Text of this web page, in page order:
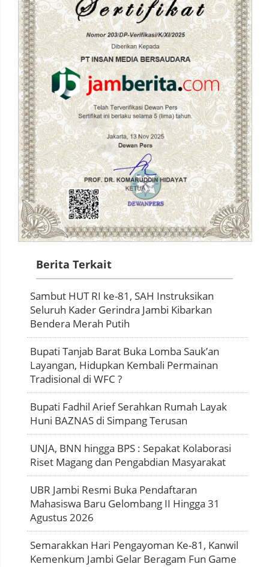
Berita Terkait
Sambut HUT RI ke-81, SAH Instruksikan
Seluruh Kader Gerindra Jambi Kibarkan
Bendera Merah Putih
Bupati Tanjab Barat Buka Lomba Sauk’an
Layangan, Hidupkan Kembali Permainan
Tradisional di WFC ?
Bupati Fadhil Arief Serahkan Rumah Layak
Huni BAZNAS di Simpang Terusan
UNJA, BNN hingga BPS : Sepakat Kolaborasi
Riset Magang dan Pengabdian Masyarakat
UBR Jambi Resmi Buka Pendaftaran
Mahasiswa Baru Gelombang II Hingga 31
Agustus 2026
Semarakkan Hari Pengayoman Ke-81, Kanwil
Kemenkum Jambi Gelar Beragam Fun Game